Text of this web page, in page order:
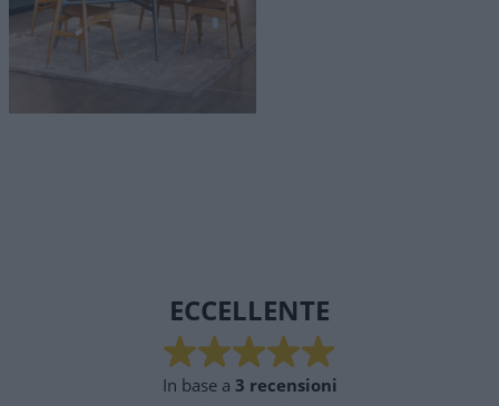
ECCELLENTE
In base a 3 recensioni